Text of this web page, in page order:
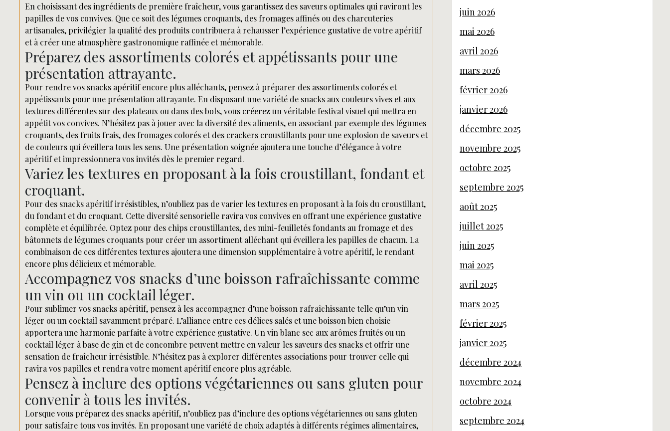
En choisissant des ingrédients de première fraîcheur, vous garantissez des saveurs optimales qui raviront les
papilles de vos convives. Que ce soit des légumes croquants, des fromages affinés ou des charcuteries
artisanales, privilégier la qualité des produits contribuera à rehausser l’expérience gustative de votre apéritif
et à créer une atmosphère gastronomique raffinée et mémorable.
Préparez des assortiments colorés et appétissants pour une
présentation attrayante.
Pour rendre vos snacks apéritif encore plus alléchants, pensez à préparer des assortiments colorés et
appétissants pour une présentation attrayante. En disposant une variété de snacks aux couleurs vives et aux
textures différentes sur des plateaux ou dans des bols, vous créerez un véritable festival visuel qui mettra en
appétit vos convives. N’hésitez pas à jouer avec la diversité des aliments, en associant par exemple des légumes
croquants, des fruits frais, des fromages colorés et des crackers croustillants pour une explosion de saveurs et
de couleurs qui éveillera tous les sens. Une présentation soignée ajoutera une touche d’élégance à votre
apéritif et impressionnera vos invités dès le premier regard.
Variez les textures en proposant à la fois croustillant, fondant et
croquant.
Pour des snacks apéritif irrésistibles, n’oubliez pas de varier les textures en proposant à la fois du croustillant,
du fondant et du croquant. Cette diversité sensorielle ravira vos convives en offrant une expérience gustative
complète et équilibrée. Optez pour des chips croustillantes, des mini-feuilletés fondants au fromage et des
bâtonnets de légumes croquants pour créer un assortiment alléchant qui éveillera les papilles de chacun. La
combinaison de ces différentes textures ajoutera une dimension supplémentaire à votre apéritif, le rendant
encore plus délicieux et mémorable.
Accompagnez vos snacks d’une boisson rafraîchissante comme
un vin ou un cocktail léger.
Pour sublimer vos snacks apéritif, pensez à les accompagner d’une boisson rafraîchissante telle qu’un vin
léger ou un cocktail savamment préparé. L’alliance entre ces délices salés et une boisson bien choisie
apportera une harmonie parfaite à votre expérience gustative. Un vin blanc sec aux arômes fruités ou un
cocktail léger à base de gin et de concombre peuvent mettre en valeur les saveurs des snacks et offrir une
sensation de fraîcheur irrésistible. N’hésitez pas à explorer différentes associations pour trouver celle qui
ravira vos papilles et rendra votre moment apéritif encore plus agréable.
Pensez à inclure des options végétariennes ou sans gluten pour
convenir à tous les invités.
Lorsque vous préparez des snacks apéritif, n’oubliez pas d’inclure des options végétariennes ou sans gluten
pour satisfaire tous vos invités. En proposant une variété de choix adaptés à différents régimes alimentaires,
juin 2026
mai 2026
avril 2026
mars 2026
février 2026
janvier 2026
décembre 2025
novembre 2025
octobre 2025
septembre 2025
août 2025
juillet 2025
juin 2025
mai 2025
avril 2025
mars 2025
février 2025
janvier 2025
décembre 2024
novembre 2024
octobre 2024
septembre 2024